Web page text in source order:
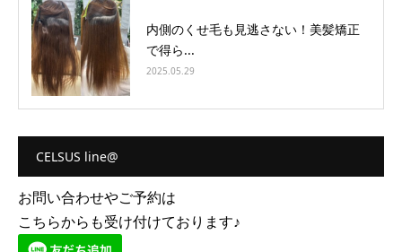
内側のくせ毛も見逃さない！美髪矯正
で得ら...
2025.05.29
CELSUS line@
お問い合わせやご予約は
こちらからも受け付けております♪